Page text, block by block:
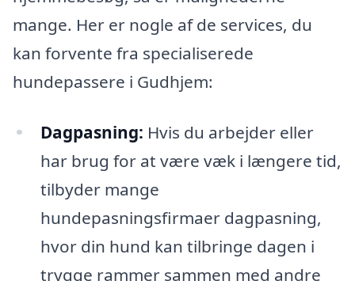
mange. Her er nogle af de services, du
kan forvente fra specialiserede
hundepassere i Gudhjem:
Dagpasning: Hvis du arbejder eller
har brug for at være væk i længere tid,
tilbyder mange
hundepasningsfirmaer dagpasning,
hvor din hund kan tilbringe dagen i
trygge rammer sammen med andre